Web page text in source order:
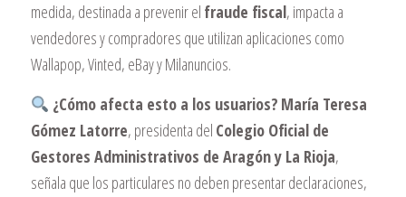
medida, destinada a prevenir el fraude fiscal, impacta a
vendedores y compradores que utilizan aplicaciones como
Wallapop, Vinted, eBay y Milanuncios.
¿Cómo afecta esto a los usuarios? María Teresa
Gómez Latorre, presidenta del Colegio Oficial de
Gestores Administrativos de Aragón y La Rioja,
señala que los particulares no deben presentar declaraciones,